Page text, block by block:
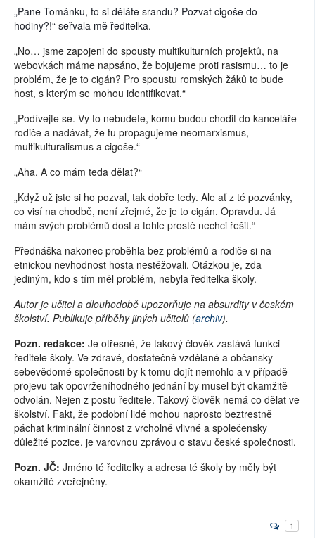
„Pane Tománku, to si děláte srandu? Pozvat cigoše do
hodiny?!“ seřvala mě ředitelka.
„No… jsme zapojeni do spousty multikulturních projektů, na
webovkách máme napsáno, že bojujeme proti rasismu… to je
problém, že je to cigán? Pro spoustu romských žáků to bude
host, s kterým se mohou identifikovat.“
„Podívejte se. Vy to nebudete, komu budou chodit do kanceláře
rodiče a nadávat, že tu propagujeme neomarxismus,
multikulturalismus a cigoše.“
„Aha. A co mám teda dělat?“
„Když už jste si ho pozval, tak dobře tedy. Ale ať z té pozvánky,
co visí na chodbě, není zřejmé, že je to cigán. Opravdu. Já
mám svých problémů dost a tohle prostě nechci řešit.“
Přednáška nakonec proběhla bez problémů a rodiče si na
etnickou nevhodnost hosta nestěžovali. Otázkou je, zda
jediným, kdo s tím měl problém, nebyla ředitelka školy.
Autor je učitel a dlouhodobě upozorňuje na absurdity v českém
školství. Publikuje příběhy jiných učitelů (archiv).
Pozn. redakce: Je otřesné, že takový člověk zastává funkci
ředitele školy. Ve zdravé, dostatečně vzdělané a občansky
sebevědomé společnosti by k tomu dojít nemohlo a v případě
projevu tak opovrženíhodného jednání by musel být okamžitě
odvolán. Nejen z postu ředitele. Takový člověk nemá co dělat ve
školství. Fakt, že podobní lidé mohou naprosto beztrestně
páchat kriminální činnost z vrcholně vlivné a společensky
důležité pozice, je varovnou zprávou o stavu české společnosti.
Pozn. JČ: Jméno té ředitelky a adresa té školy by měly být
okamžitě zveřejněny.
1